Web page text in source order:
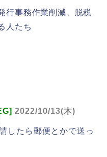
行事務作業削減、脱税
人たち
2022/10/13(木)
したら郵便とかで送っ